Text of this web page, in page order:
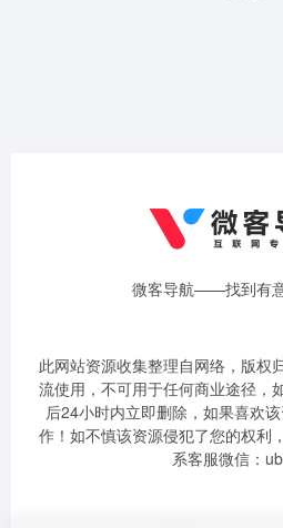
微客导航——找到有
此网站资源收集整理自网络，版权
流使用，不可用于任何商业途径，
后24小时内立即删除，如果喜欢该
作！如不慎该资源侵犯了您的权利
系客服微信：